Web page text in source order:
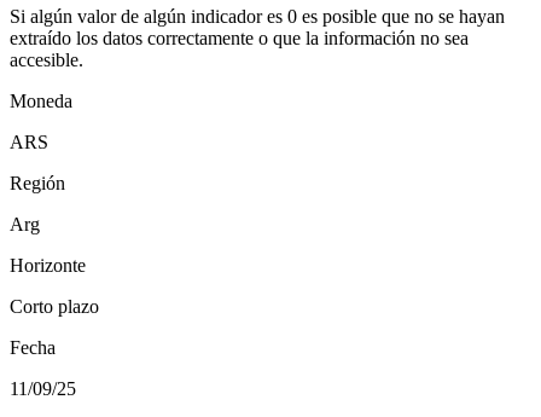
Si algún valor de algún indicador es 0 es posible que no se hayan
extraído los datos correctamente o que la información no sea
accesible.
Moneda
ARS
Región
Arg
Horizonte
Corto plazo
Fecha
11/09/25